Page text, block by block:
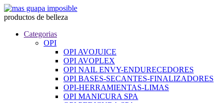
productos de belleza
Categorias
OPI
OPI AVOJUICE
OPI AVOPLEX
OPI NAIL ENVY-ENDURECEDORES
OPI BASES-SECANTES-FINALIZADORES
OPI-HERRAMIENTAS-LIMAS
OPI MANICURA SPA